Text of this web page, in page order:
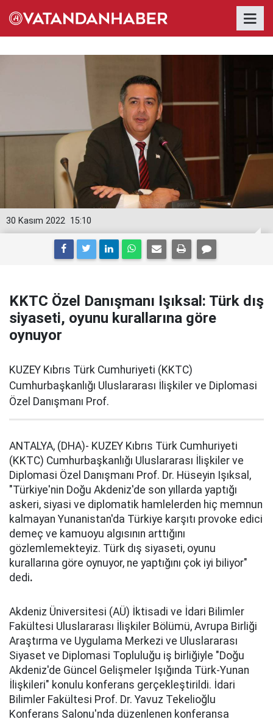
15:10
30 Kasım 2022
KKTC Özel Danışmanı Işıksal: Türk dış
siyaseti, oyunu kurallarına göre
oynuyor
KUZEY Kıbrıs Türk Cumhuriyeti (KKTC)
Cumhurbaşkanlığı Uluslararası İlişkiler ve Diplomasi
Özel Danışmanı Prof.
ANTALYA, (DHA)- KUZEY Kıbrıs Türk Cumhuriyeti
(KKTC) Cumhurbaşkanlığı Uluslararası İlişkiler ve
Diplomasi Özel Danışmanı Prof. Dr. Hüseyin Işıksal,
"Türkiye'nin Doğu Akdeniz'de son yıllarda yaptığı
askeri, siyasi ve diplomatik hamlelerden hiç memnun
kalmayan Yunanistan'da Türkiye karşıtı provoke edici
demeç ve kamuoyu algısının arttığını
gözlemlemekteyiz. Türk dış siyaseti, oyunu
kurallarına göre oynuyor, ne yaptığını çok iyi biliyor"
dedi.
Akdeniz Üniversitesi (AÜ) İktisadi ve İdari Bilimler
Fakültesi Uluslararası İlişkiler Bölümü, Avrupa Birliği
Araştırma ve Uygulama Merkezi ve Uluslararası
Siyaset ve Diplomasi Topluluğu iş birliğiyle "Doğu
Akdeniz'de Güncel Gelişmeler Işığında Türk-Yunan
İlişkileri" konulu konferans gerçekleştirildi. İdari
Bilimler Fakültesi Prof. Dr. Yavuz Tekelioğlu
Konferans Salonu'nda düzenlenen konferansa